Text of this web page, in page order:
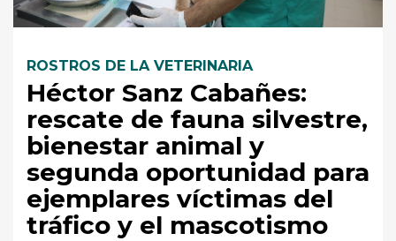
ROSTROS DE LA VETERINARIA
Héctor Sanz Cabañes:
rescate de fauna silvestre,
bienestar animal y
segunda oportunidad para
ejemplares víctimas del
tráfico y el mascotismo